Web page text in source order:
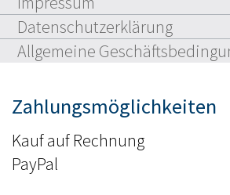
Datenschutzerklärung
Allgemeine
Zahlungsmöglichkeiten
Kauf auf Rechnung
PayPal